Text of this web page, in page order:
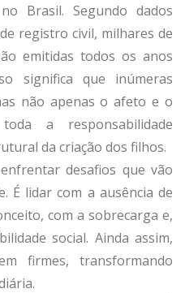
Brasil. Segundo dados
registro civil, milhares de
emitidas todos os anos
significa que inúmeras
não apenas o afeto e o
a responsabilidade
da criação dos filhos.
desafios que vão
É lidar com a ausência de
com a sobrecarga e,
social. Ainda assim,
firmes, transformando